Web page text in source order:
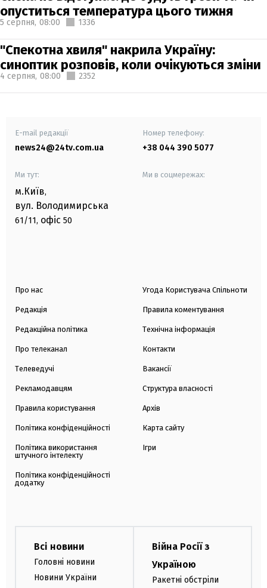
опуститься температура цього тижня
5 серпня, 08:00 1336
"Спекотна хвиля" накрила Україну:
синоптик розповів, коли очікуються зміни
4 серпня, 08:00 2352
E-mail редакції
news24@24tv.com.ua
Номер телефону:
+38 044 390 5077
Ми тут:
м.Київ,
вул. Володимирська
61/11, офіс 50
Ми в соцмережах:
Про нас
Редакція
Редакційна політика
Про телеканал
Телеведучі
Рекламодавцям
Правила користування
Політика конфіденційності
Політика використання
штучного інтелекту
Політика конфіденційності
додатку
Угода Користувача Спільноти
Правила коментування
Технічна інформація
Контакти
Вакансії
Структура власності
Архів
Карта сайту
Ігри
Всі новини
Головні новини
Новини України
Війна Росії з
Україною
Ракетні обстріли